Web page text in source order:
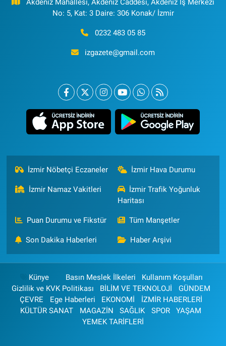
Akdeniz Mahallesi, Akdeniz Caddesi, Akdeniz İş Merkezi
No: 5, Kat: 3 Daire: 306 Konak/ İzmir
0232 483 05 85
izgazete@gmail.com
İzmir Nöbetçi Eczaneler İzmir Hava Durumu
İzmir Namaz Vakitleri
İzmir Trafik Yoğunluk
Haritası
Puan Durumu ve Fikstür Tüm Manşetler
Son Dakika Haberleri Haber Arşivi
Künye Basın Meslek İlkeleri
Kullanım Koşulları
Gizlilik ve KVK Politikası
BİLİM VE TEKNOLOJİ
GÜNDEM
ÇEVRE
Ege Haberleri EKONOMİ
İZMİR HABERLERİ
KÜLTÜR SANAT
MAGAZİN SAĞLIK SPOR
YAŞAM
YEMEK TARİFLERİ